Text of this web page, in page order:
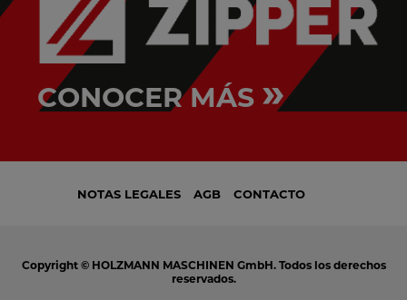
CONOCER MÁS »
NOTAS LEGALES AGB CONTACTO
Copyright © HOLZMANN MASCHINEN GmbH. Todos los derechos
reservados.